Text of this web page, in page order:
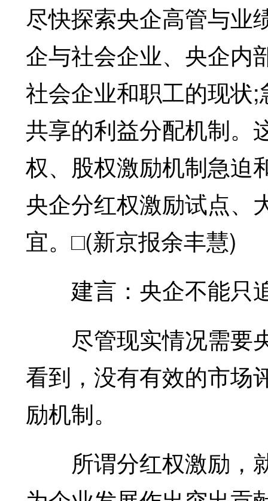
尽快探索央企高管与业
企与社会企业、央企内
社会企业和职工的现状
共享的利益分配机制。
权、股权激励机制急迫
央企分红权激励试点、
宜。□(新京报余丰慧)
建言：央企不能只
尽管现实情况需要
看到，没有有效的市场
励机制。
所谓分红权激励，